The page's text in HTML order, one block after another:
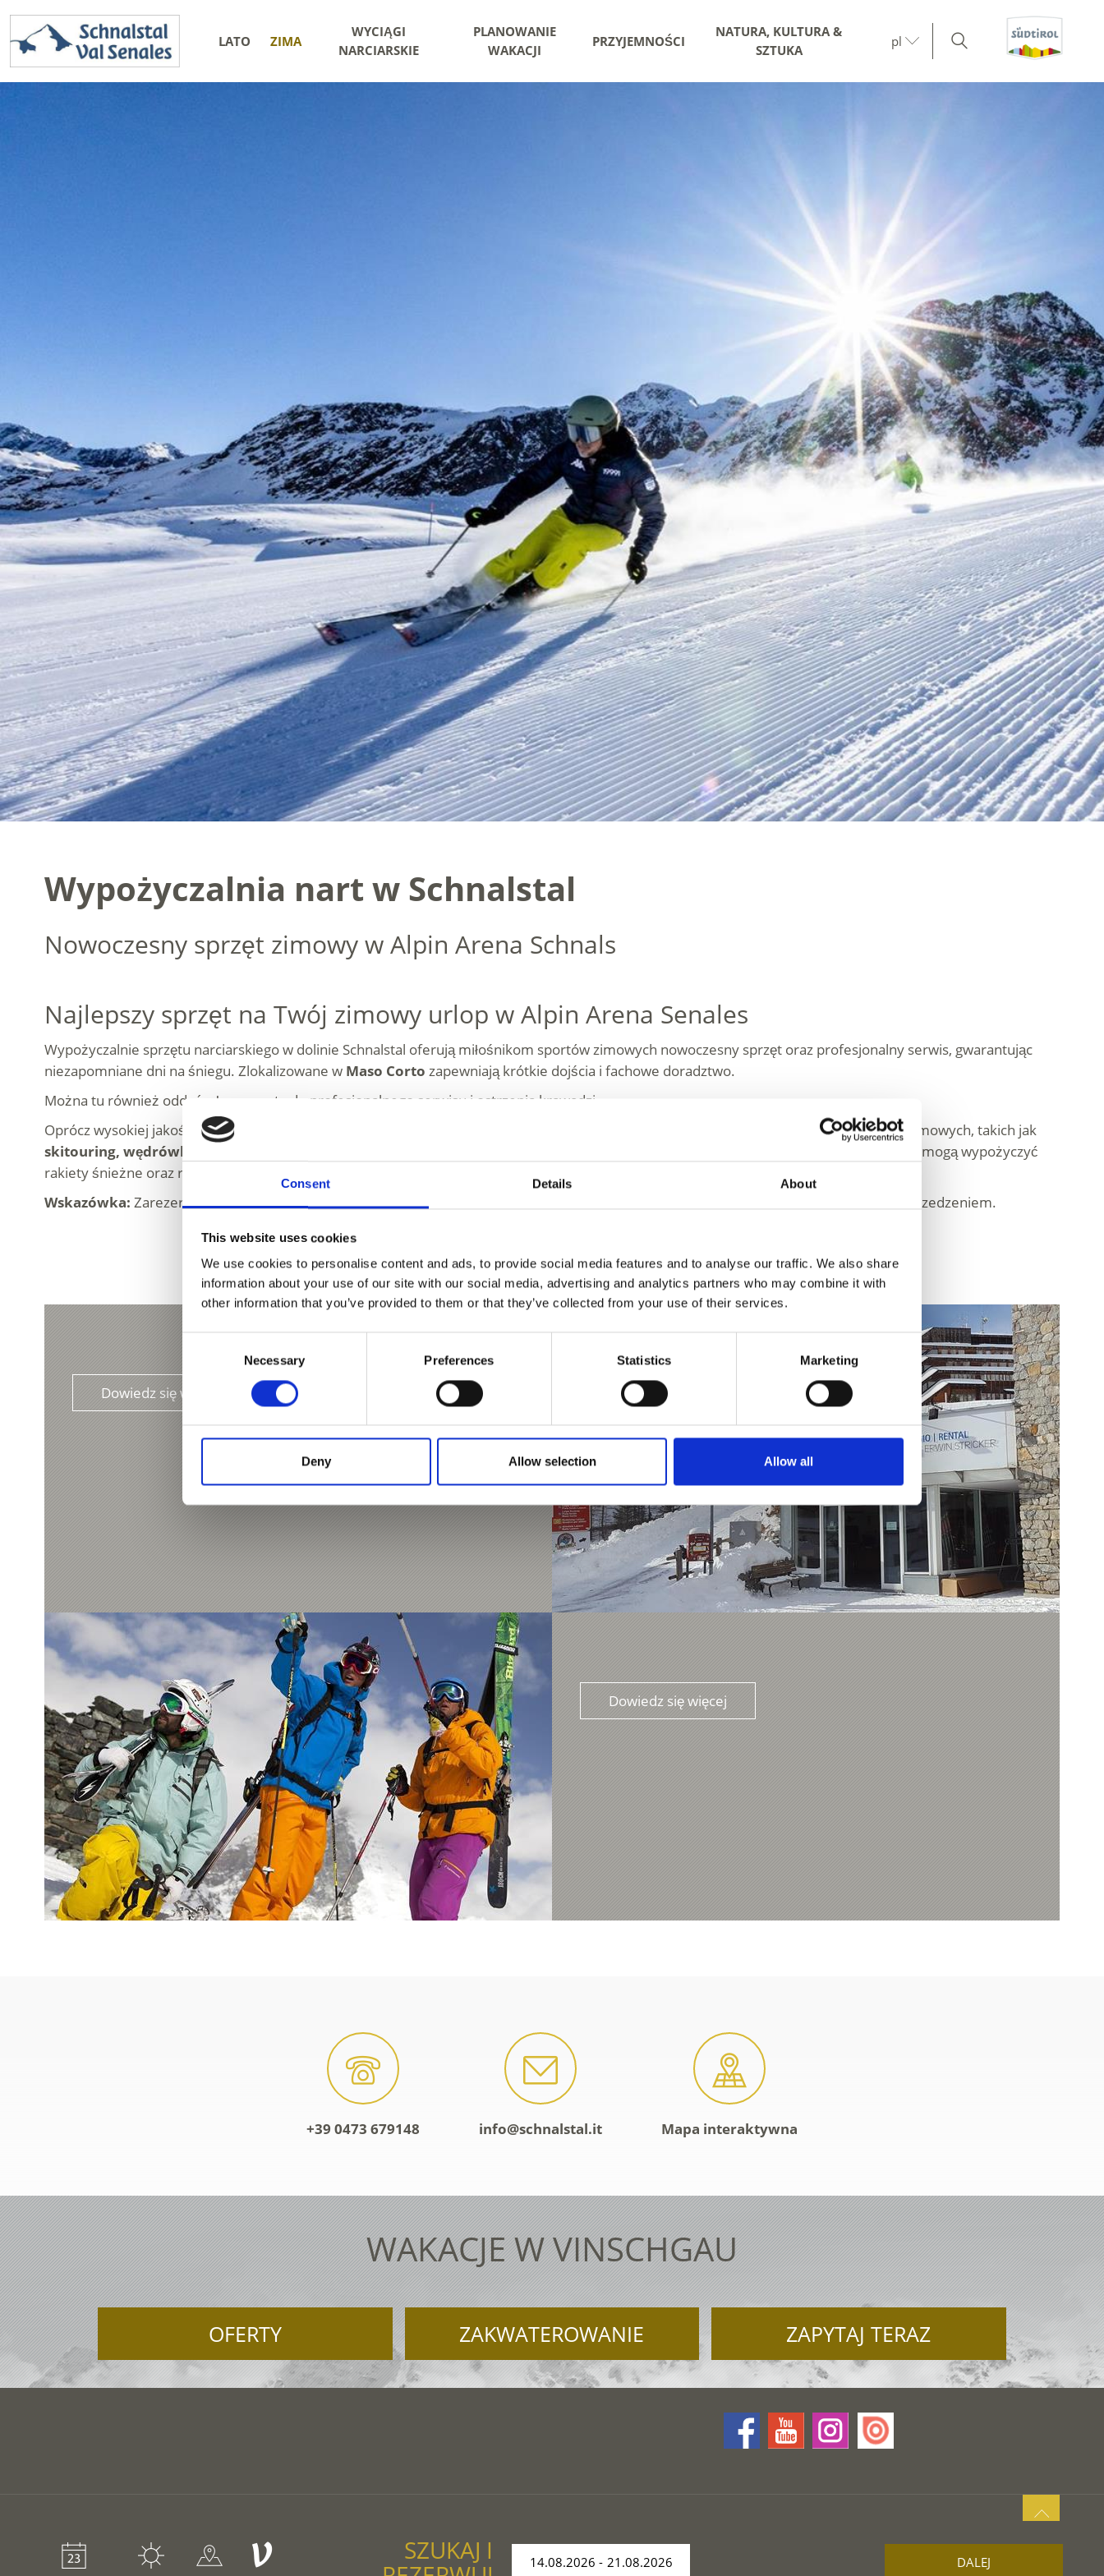
Consent Details About
This website uses cookies
We use cookies to personalise content and ads, to provide social media features and to analyse our traffic. We also share
information about your use of our site with our social media, advertising and analytics partners who may combine it with
other information that you’ve provided to them or that they’ve collected from your use of their services.
Necessary Preferences Statistics Marketing
Deny Allow selection Allow all
LATO ZIMA
WYCIĄGI
NARCIARSKIE
PLANOWANIE
WAKACJI
PRZYJEMNOŚCI
NATURA, KULTURA &
SZTUKA
pl
Wypożyczalnia nart w Schnalstal
Nowoczesny sprzęt zimowy w Alpin Arena Schnals
Najlepszy sprzęt na Twój zimowy urlop w Alpin Arena Senales
Wypożyczalnie sprzętu narciarskiego w dolinie Schnalstal oferują miłośnikom sportów zimowych nowoczesny sprzęt oraz profesjonalny serwis, gwarantując
niezapomniane dni na śniegu. Zlokalizowane w Maso Corto zapewniają krótkie dojścia i fachowe doradztwo.
Można tu również oddać własne narty do profesjonalnego serwisu i ostrzenia krawędzi.
Oprócz wysokiej jakości sprzętu do
dostępne jest także wyposażenie do alternatywnych aktywności zimowych, takich jak
skitouring, wędrówki na rakietach śnieżnych oraz saneczkarstwo
. Osoby chcące odkrywać ośnieżony górski krajobraz poza trasami mogą wypożyczyć
rakiety śnieżne oraz raczki (nakładki antypoślizgowe).
Wskazówka: Zarezerwuj sprzęt wygodnieonline przed zimowym urlopem w Schnalstalu i zapewnij sobie wybrane wyposażenie z wyprzedzeniem.
Dowiedz się więcej
Dowiedz się więcej
+39 0473 679148 info@schnalstal.it Mapa interaktywna
WAKACJE W VINSCHGAU
OFERTY ZAKWATEROWANIE ZAPYTAJ TERAZ
V SZUKAJ I DALEJ